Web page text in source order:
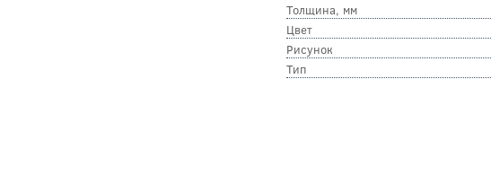
Толщина, мм
Цвет
Рисунок
Тип